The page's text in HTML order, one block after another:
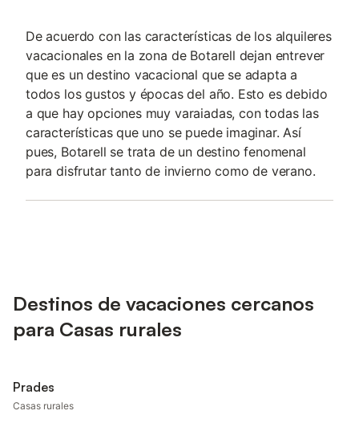
De acuerdo con las características de los alquileres
vacacionales en la zona de Botarell dejan entrever
que es un destino vacacional que se adapta a
todos los gustos y épocas del año. Esto es debido
a que hay opciones muy varaiadas, con todas las
características que uno se puede imaginar. Así
pues, Botarell se trata de un destino fenomenal
para disfrutar tanto de invierno como de verano.
Destinos de vacaciones cercanos
para Casas rurales
Prades
Casas rurales